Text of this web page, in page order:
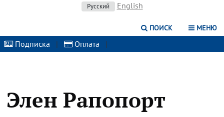
Русский English
ПОИСК МЕНЮ
Подписка | Оплата |
Элен Рапопорт